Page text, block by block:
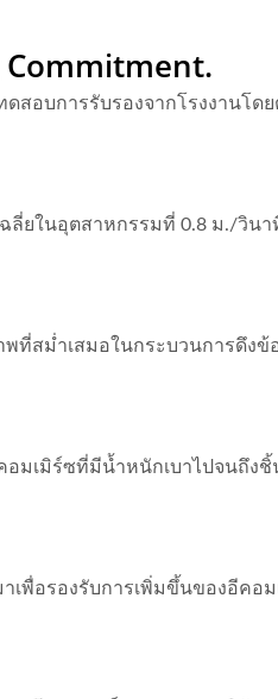
สอบการรับรองจากโรงงานโ
ฉลี่ยในอุตสาหกรรมที่ 0.8 ม./วิ
ที่สม่ำเสมอในกระบวนการดึง
มเมิร์ซที่มีน้ำหนักเบาไปจนถึง
พื่อรองรับการเพิ่มขึ้นของอีค